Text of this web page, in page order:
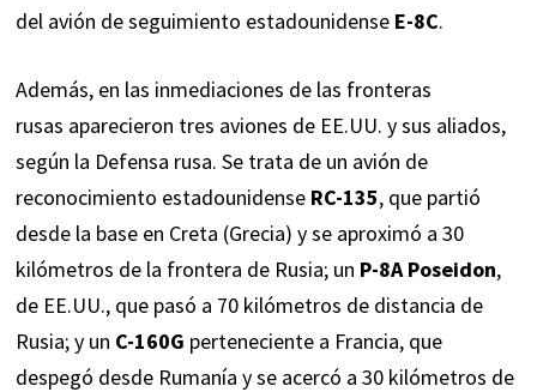
del avión de seguimiento estadounidense E-8C.
Además, en las inmediaciones de las fronteras
rusas aparecieron tres aviones de EE.UU. y sus aliados,
según la Defensa rusa. Se trata de un avión de
reconocimiento estadounidense RC-135, que partió
desde la base en Creta (Grecia) y se aproximó a 30
kilómetros de la frontera de Rusia; un P-8A Poseidon,
de EE.UU., que pasó a 70 kilómetros de distancia de
Rusia; y un C-160G perteneciente a Francia, que
despegó desde Rumanía y se acercó a 30 kilómetros de